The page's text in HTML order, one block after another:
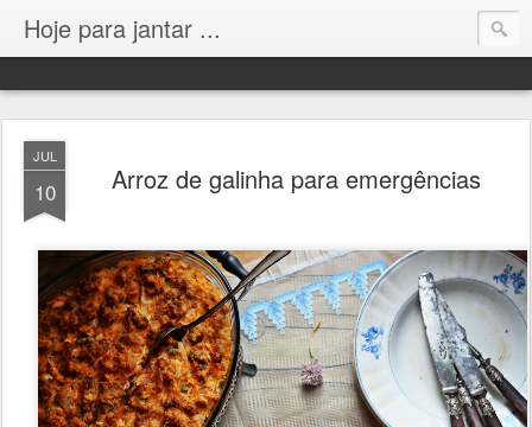
Hoje para jantar ...
JUL
10 Arroz de galinha para emergências